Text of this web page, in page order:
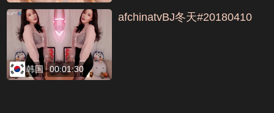
韩国 00:01:30
afchinatvBJ冬天#20180410